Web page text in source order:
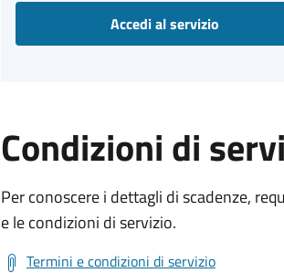
Accedi al servizio
Condizioni di
Per conoscere i dettagli di scadenze,
e le condizioni di servizio.
Termini e condizioni di servizio